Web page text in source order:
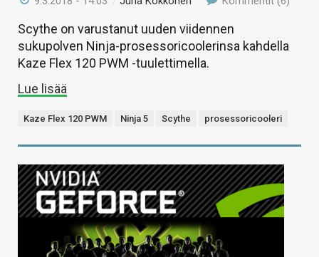
Scythe on varustanut uuden viidennen
sukupolven Ninja-prosessoricoolerinsa kahdella
Kaze Flex 120 PWM -tuulettimella.
Lue lisää
Kaze Flex 120 PWM Ninja 5 Scythe prosessoricooleri